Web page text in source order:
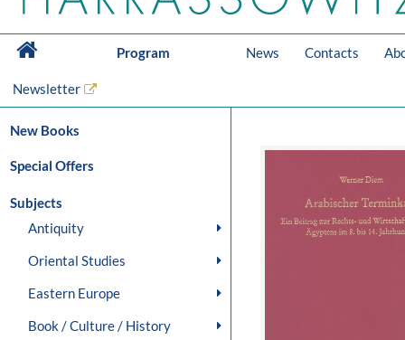
Program News Contacts
Newsletter
New Books
Special Offers
Subjects
Antiquity
Oriental Studies
Eastern Europe
Book / Culture / History